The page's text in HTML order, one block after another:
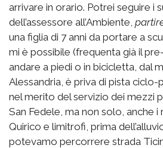
arrivare in orario. Potrei seguire i
dell’assessore all’Ambiente,
una figlia di 7 anni da portare a
mi è possibile (frequenta già il
andare a piedi o in bicicletta, dal
Alessandria, è priva di pista
nel merito del servizio dei mezzi
San Fedele, ma non solo, anche i
Quirico e limitrofi, prima
potevamo percorrere strada